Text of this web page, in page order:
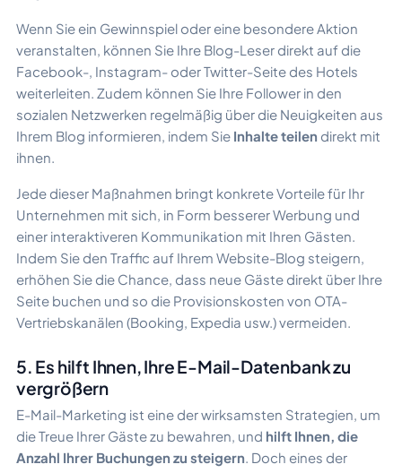
Wenn Sie ein Gewinnspiel oder eine besondere Aktion
veranstalten, können Sie Ihre Blog-Leser direkt auf die
Facebook-, Instagram- oder Twitter-Seite des Hotels
weiterleiten. Zudem können Sie Ihre Follower in den
sozialen Netzwerken regelmäßig über die Neuigkeiten aus
Ihrem Blog informieren, indem Sie Inhalte teilen direkt mit
ihnen.
Jede dieser Maßnahmen bringt konkrete Vorteile für Ihr
Unternehmen mit sich, in Form besserer Werbung und
einer interaktiveren Kommunikation mit Ihren Gästen.
Indem Sie den Traffic auf Ihrem Website-Blog steigern,
erhöhen Sie die Chance, dass neue Gäste direkt über Ihre
Seite buchen und so die Provisionskosten von OTA-
Vertriebskanälen (Booking, Expedia usw.) vermeiden.
5. Es hilft Ihnen, Ihre E-Mail-Datenbank zu
vergrößern
E-Mail-Marketing ist eine der wirksamsten Strategien, um
die Treue Ihrer Gäste zu bewahren, und hilft Ihnen, die
Anzahl Ihrer Buchungen zu steigern. Doch eines der